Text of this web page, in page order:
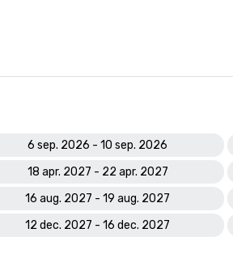
6 sep. 2026 - 10 sep. 2026
18 apr. 2027 - 22 apr. 2027
16 aug. 2027 - 19 aug. 2027
12 dec. 2027 - 16 dec. 2027